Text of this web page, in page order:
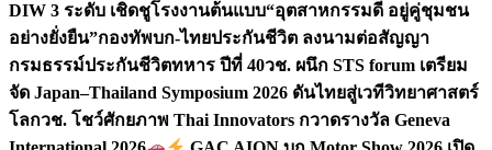
DIW 3 ระดับ เชิดชูโรงงานต้นแบบ“อุตสาหกรรมดี อยู่คู่ชุมชน
อย่างยั่งยืน”กองทัพบก-ไทยประกันชีวิต ลงนามต่อสัญญา
กรมธรรม์ประกันชีวิตทหาร ปีที่ 40วช. ผนึก STS forum เตรียม
จัด Japan–Thailand Symposium 2026 ดันไทยสู่เวทีวิทยาศาสตร์
โลกวช. โชว์ศักยภาพ Thai Innovators กวาดรางวัล Geneva